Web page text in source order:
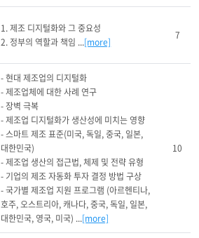
1. 제조 디지털화와 그 중요성
2. 정부의 역할과 책임 ...[more]
7
- 현대 제조업의 디지털화
- 제조업체에 대한 사례 연구
- 장벽 극복
- 제조업 디지털화가 생산성에 미치는 영향
- 스마트 제조 표준(미국, 독일, 중국, 일본,
대한민국)
- 제조업 생산의 접근법, 체제 및 전략 유형
- 기업의 제조 자동화 투자 결정 방법 구상
- 국가별 제조업 지원 프로그램 (아르헨티나,
호주, 오스트리아, 캐나다, 중국, 독일, 일본,
대한민국, 영국, 미국) ...[more]
10